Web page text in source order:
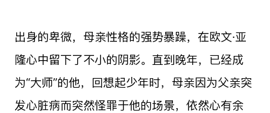
出身的卑微，母亲性格的强势暴躁，在欧文·亚
隆心中留下了不小的阴影。直到晚年，已经成
为“大师”的他，回想起少年时，母亲因为父亲突
发心脏病而突然怪罪于他的场景，依然心有余